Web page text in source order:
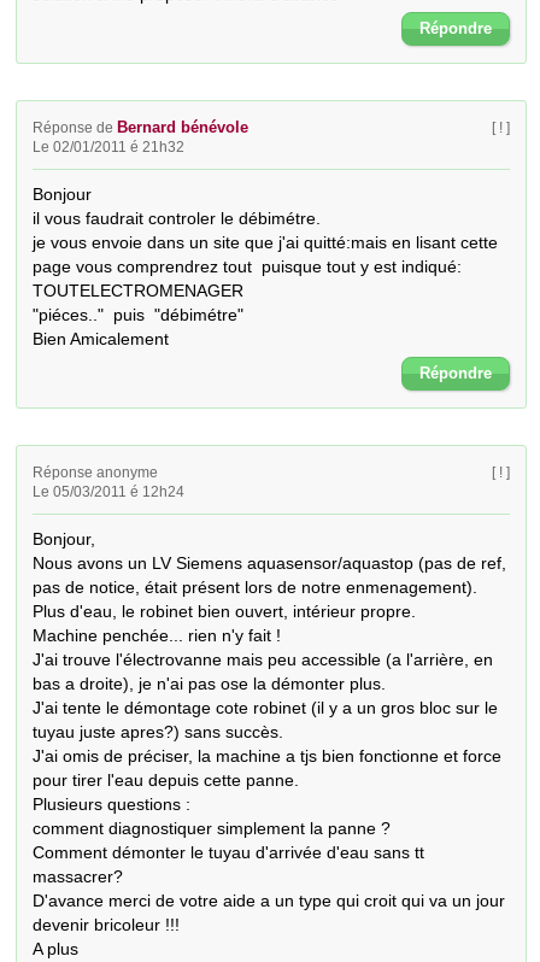
Répondre
Réponse de Bernard bénévole
Le 02/01/2011 é 21h32
[ ! ]
Bonjour
il vous faudrait controler le débimétre.
je vous envoie dans un site que j'ai quitté:mais en lisant cette
page vous comprendrez tout  puisque tout y est indiqué:
TOUTELECTROMENAGER
"piéces.."  puis  "débimétre"
Bien Amicalement
Répondre
Réponse anonyme
Le 05/03/2011 é 12h24
[ ! ]
Bonjour,
Nous avons un LV Siemens aquasensor/aquastop (pas de ref,
pas de notice, était présent lors de notre enmenagement).
Plus d'eau, le robinet bien ouvert, intérieur propre.
Machine penchée... rien n'y fait !
J'ai trouve l'électrovanne mais peu accessible (a l'arrière, en
bas a droite), je n'ai pas ose la démonter plus.
J'ai tente le démontage cote robinet (il y a un gros bloc sur le
tuyau juste apres?) sans succès.
J'ai omis de préciser, la machine a tjs bien fonctionne et force
pour tirer l'eau depuis cette panne.
Plusieurs questions :
comment diagnostiquer simplement la panne ?
Comment démonter le tuyau d'arrivée d'eau sans tt
massacrer?
D'avance merci de votre aide a un type qui croit qui va un jour
devenir bricoleur !!!
A plus